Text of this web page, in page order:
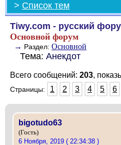
> Список тем
Tiwy.com - русский
Основной форум
→ Раздел: Основной
Тема: Анекдот
Всего сообщений: 203,
Страницы: 1 2 3 4 5 6
bigotudo63
(Гость)
6 Ноября, 2019 ( 22:34:38 )